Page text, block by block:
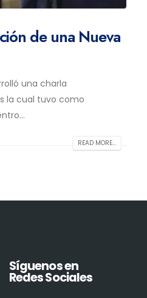
de una Nueva
una charla
la cual tuvo como
READ MORE...
Síguenos en
Redes Sociales